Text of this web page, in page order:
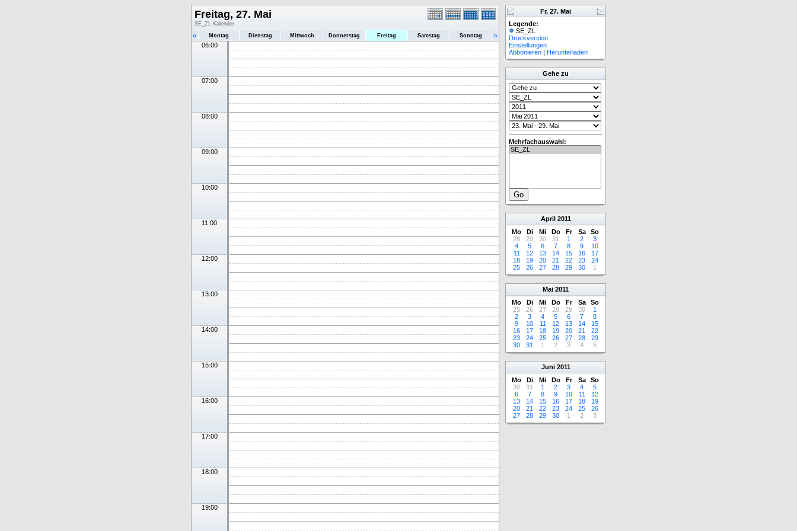
Freitag, 27. Mai
SE_ZL Kalender
« Montag Dienstag Mittwoch Donnerstag Freitag Samstag Sonntag »
06:00
07:00
08:00
09:00
10:00
11:00
12:00
13:00
14:00
15:00
16:00
17:00
18:00
19:00
Fr, 27. Mai
Legende:
SE_ZL
Druckversion
Einstellungen
Abbonieren | Herunterladen
Gehe zu
Mehrfachauswahl:
April 2011
Mo
Di Mi Do Fr Sa
So
28
29 30 31 1 2
3
4
5 6 7 8 9
10
11
12 13 14 15 16
17
18
19 20 21 22 23
24
25
26 27 28 29 30 1
Mai 2011
Mo
Di Mi Do Fr Sa
So
25
26 27 28 29 30
1
2
3 4 5 6 7
8
9
10 11 12 13 14
15
16
17 18 19 20 21
22
23
24 25 26 27 28
29
30
31 1 2 3 4 5
Juni 2011
Mo
Di Mi Do Fr Sa
So
30
31 1 2 3 4
5
6
7 8 9 10 11
12
13
14 15 16 17 18
19
20
21 22 23 24 25
26
27
28 29 30 1 2 3